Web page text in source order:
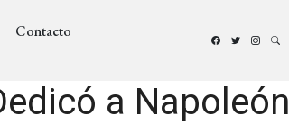
Contacto
a Napoleón